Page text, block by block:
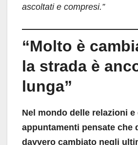
ascoltati e compresi.”
“Molto è
la strada è
lunga”
Nel mondo delle relazioni e
appuntamenti pensate che
davvero cambiato negli